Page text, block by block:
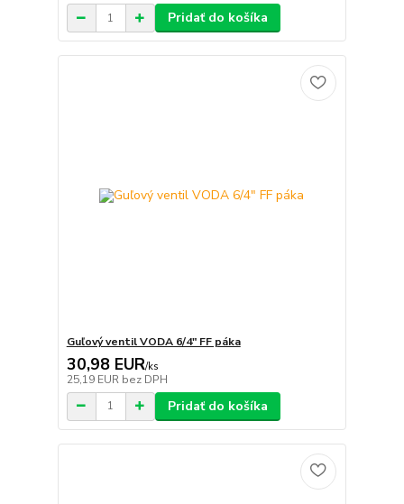
Pridať do košíka
Guľový ventil VODA 6/4" FF páka
30,98 EUR/ks
25,19 EUR bez DPH
Pridať do košíka